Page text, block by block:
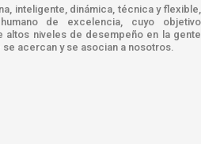
inteligente, dinámica, técnica y flexible,
de excelencia, cuyo objetivo
niveles de desempeño en la gente
acercan y se asocian a nosotros.